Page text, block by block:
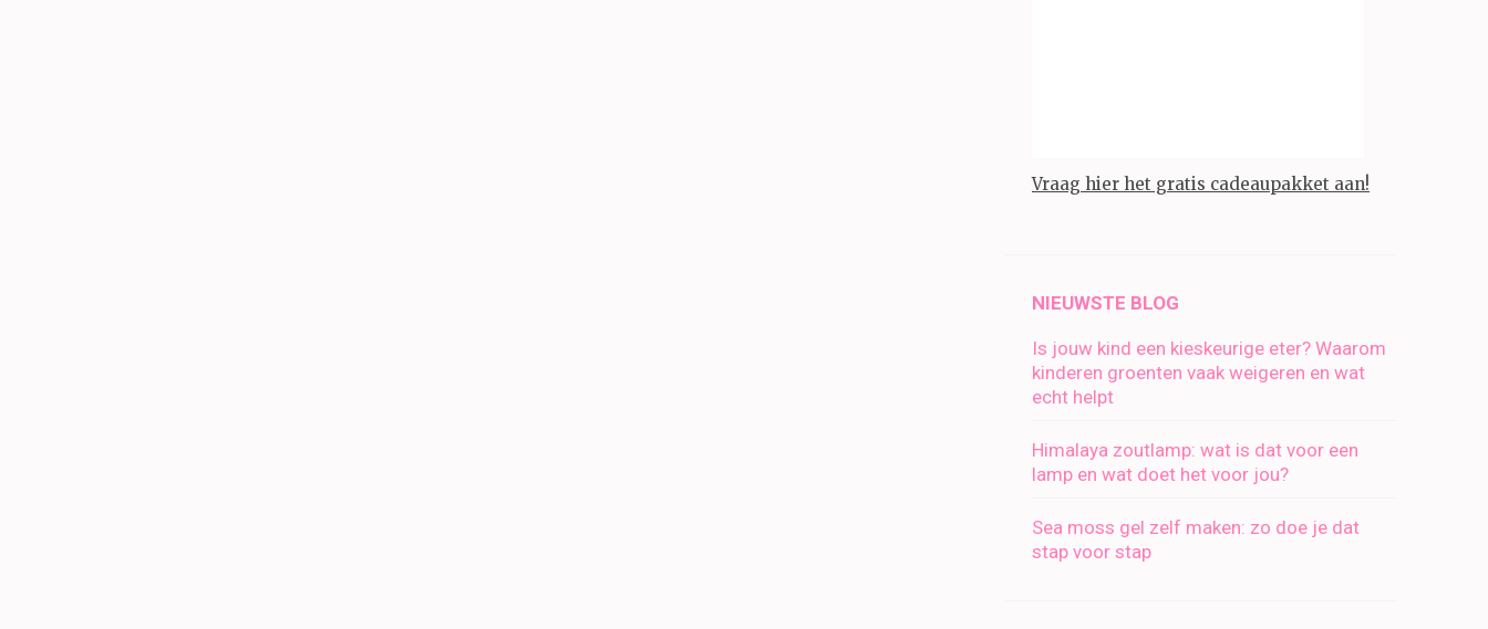
Vraag hier het gratis cadeaupakket aan!
NIEUWSTE BLOG
Is jouw kind een kieskeurige eter? Waarom
kinderen groenten vaak weigeren en wat
echt helpt
Himalaya zoutlamp: wat is dat voor een
lamp en wat doet het voor jou?
Sea moss gel zelf maken: zo doe je dat
stap voor stap